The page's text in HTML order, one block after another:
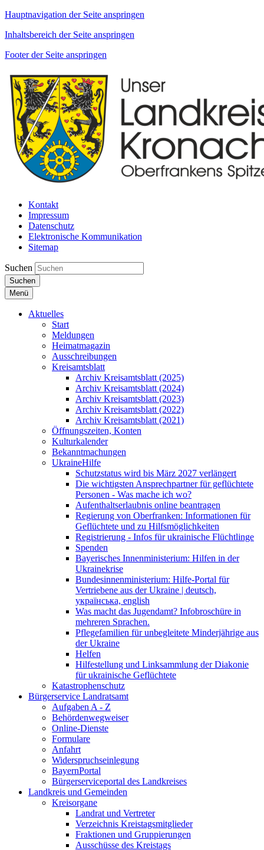
Hauptnavigation der Seite anspringen
Inhaltsbereich der Seite anspringen
Footer der Seite anspringen
Kontakt
Impressum
Datenschutz
Elektronische Kommunikation
Sitemap
Suchen
Suchen
Menü
Aktuelles
Start
Meldungen
Heimatmagazin
Ausschreibungen
Kreisamtsblatt
Archiv Kreisamtsblatt (2025)
Archiv Kreisamtsblatt (2024)
Archiv Kreisamtsblatt (2023)
Archiv Kreisamtsblatt (2022)
Archiv Kreisamtsblatt (2021)
Öffnungszeiten, Konten
Kulturkalender
Bekanntmachungen
UkraineHilfe
Schutzstatus wird bis März 2027 verlängert
Die wichtigsten Ansprechpartner für geflüchtete
Personen - Was mache ich wo?
Aufenthaltserlaubnis online beantragen
Regierung von Oberfranken: Informationen für
Geflüchtete und zu Hilfsmöglichkeiten
Registrierung - Infos für ukrainische Flüchtlinge
Spenden
Bayerisches Innenministerium: Hilfen in der
Ukrainekrise
Bundesinnenministerium: Hilfe-Portal für
Vertriebene aus der Ukraine | deutsch,
українська, english
Was macht das Jugendamt? Infobroschüre in
mehreren Sprachen.
Pflegefamilien für unbegleitete Minderjährige aus
der Ukraine
Helfen
Hilfestellung und Linksammlung der Diakonie
für ukrainische Geflüchtete
Katastrophenschutz
Bürgerservice Landratsamt
Aufgaben A - Z
Behördenwegweiser
Online-Dienste
Formulare
Anfahrt
Widerspruchseinlegung
BayernPortal
Bürgerserviceportal des Landkreises
Landkreis und Gemeinden
Kreisorgane
Landrat und Vertreter
Verzeichnis Kreistagsmitglieder
Fraktionen und Gruppierungen
Ausschüsse des Kreistags